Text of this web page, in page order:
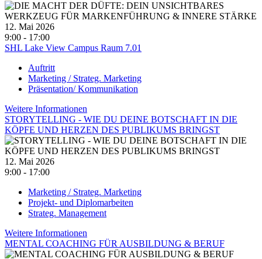
12. Mai 2026
9:00 - 17:00
SHL Lake View Campus Raum 7.01
Auftritt
Marketing / Strateg. Marketing
Präsentation/ Kommunikation
Weitere Informationen
STORYTELLING - WIE DU DEINE BOTSCHAFT IN DIE
KÖPFE UND HERZEN DES PUBLIKUMS BRINGST
12. Mai 2026
9:00 - 17:00
Marketing / Strateg. Marketing
Projekt- und Diplomarbeiten
Strateg. Management
Weitere Informationen
MENTAL COACHING FÜR AUSBILDUNG & BERUF